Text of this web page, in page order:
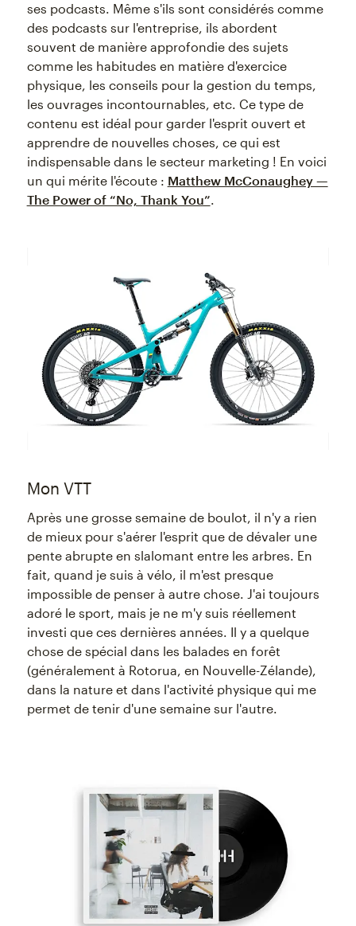
ses podcasts. Même s'ils sont considérés comme
des podcasts sur l'entreprise, ils abordent
souvent de manière approfondie des sujets
comme les habitudes en matière d'exercice
physique, les conseils pour la gestion du temps,
les ouvrages incontournables, etc. Ce type de
contenu est idéal pour garder l'esprit ouvert et
apprendre de nouvelles choses, ce qui est
indispensable dans le secteur marketing ! En voici
un qui mérite l'écoute : Matthew McConaughey —
The Power of “No, Thank You”.
Mon VTT
Après une grosse semaine de boulot, il n'y a rien
de mieux pour s'aérer l'esprit que de dévaler une
pente abrupte en slalomant entre les arbres. En
fait, quand je suis à vélo, il m'est presque
impossible de penser à autre chose. J'ai toujours
adoré le sport, mais je ne m'y suis réellement
investi que ces dernières années. Il y a quelque
chose de spécial dans les balades en forêt
(généralement à Rotorua, en Nouvelle-Zélande),
dans la nature et dans l'activité physique qui me
permet de tenir d'une semaine sur l'autre.